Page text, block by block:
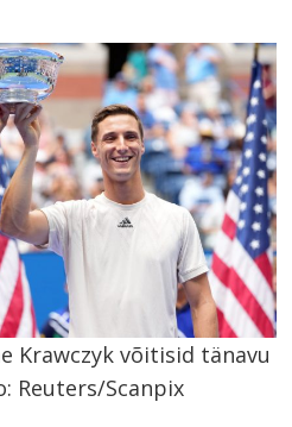
Krawczyk võitisid tänavu
Reuters/Scanpix